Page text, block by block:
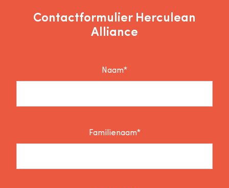
Contactformulier Herculean
Alliance
Naam*
Familienaam*